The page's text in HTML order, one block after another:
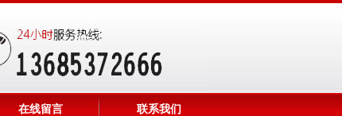
在线留言 联系我们